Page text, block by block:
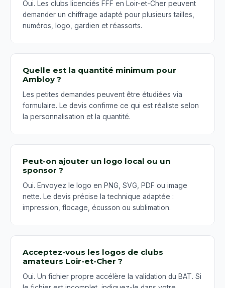
Oui. Les clubs licenciés FFF en Loir-et-Cher peuvent
demander un chiffrage adapté pour plusieurs tailles,
numéros, logo, gardien et réassorts.
Quelle est la quantité minimum pour
Ambloy ?
Les petites demandes peuvent être étudiées via
formulaire. Le devis confirme ce qui est réaliste selon
la personnalisation et la quantité.
Peut-on ajouter un logo local ou un
sponsor ?
Oui. Envoyez le logo en PNG, SVG, PDF ou image
nette. Le devis précise la technique adaptée :
impression, flocage, écusson ou sublimation.
Acceptez-vous les logos de clubs
amateurs Loir-et-Cher ?
Oui. Un fichier propre accélère la validation du BAT. Si